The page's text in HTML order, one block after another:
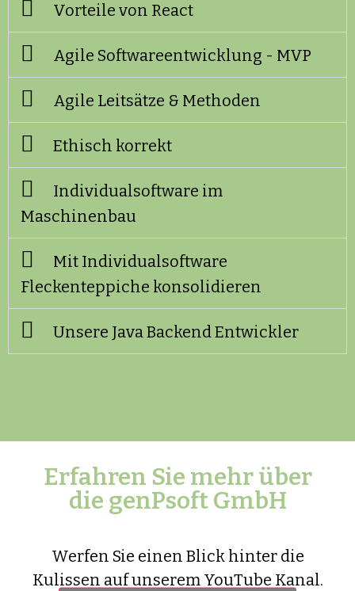
Vorteile von React
Agile Softwareentwicklung - MVP
Agile Leitsätze & Methoden
Ethisch korrekt
Individualsoftware im
Maschinenbau
Mit Individualsoftware
Fleckenteppiche konsolidieren
Unsere Java Backend Entwickler
Erfahren Sie mehr über
die genPsoft GmbH
Werfen Sie einen Blick hinter die
Kulissen auf unserem YouTube Kanal.